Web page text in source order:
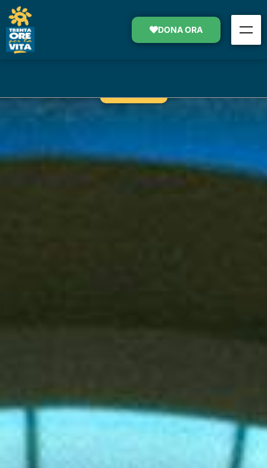
DONA ORA
SOSTEGNO AI “CENTRI
OPERATIVI”